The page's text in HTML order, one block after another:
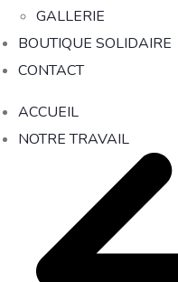
GALLERIE
BOUTIQUE SOLIDAIRE
CONTACT
ACCUEIL
NOTRE TRAVAIL